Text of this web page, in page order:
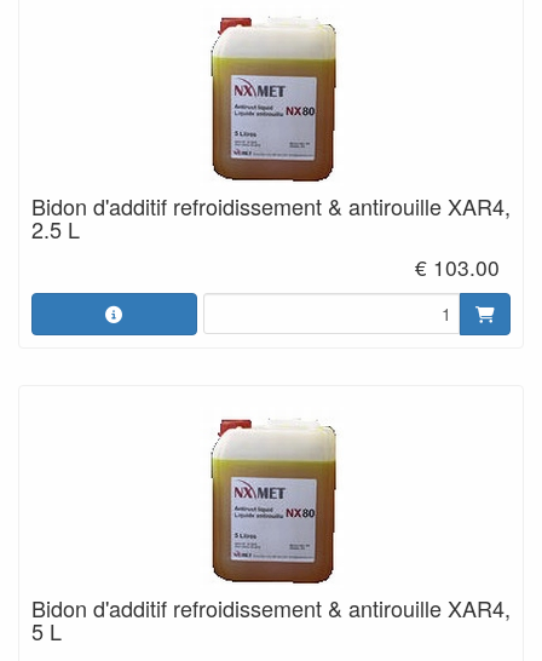
Bidon d'additif refroidissement & antirouille XAR4,
2.5 L
€ 103.00
Bidon d'additif refroidissement & antirouille XAR4,
5 L